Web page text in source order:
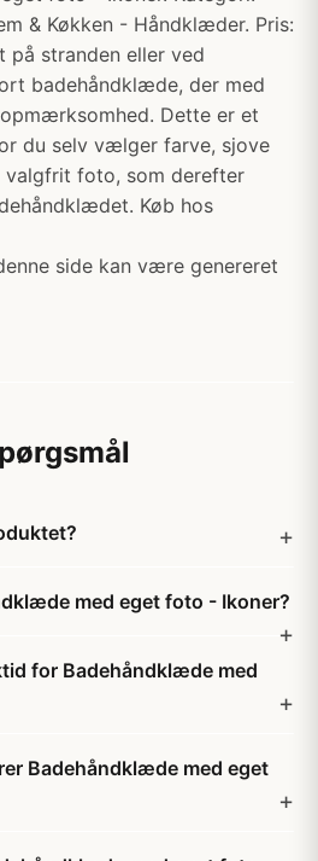
& Køkken - Håndklæder. Pris:
stranden eller ved
badehåndklæde, der med
Dette er et
du selv vælger farve, sjove
valgfrit foto, som derefter
Køb hos
side kan være genereret
med eget foto - Ikoner?
for Badehåndklæde med
Badehåndklæde med eget